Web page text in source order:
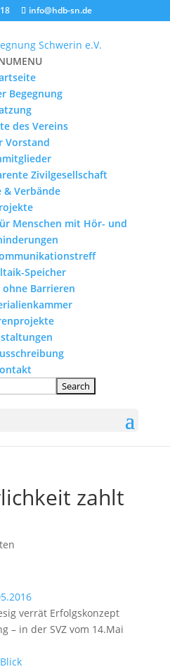
info@hdb-sn.de
MENU
Begegnung
des Vereins
Vorstand
Zivilgesellschaft
& Verbände
Menschen mit Hör- und
Speicher
Barrieren
zahlt
verrät Erfolgskonzept
– in der SVZ vom 14.Mai